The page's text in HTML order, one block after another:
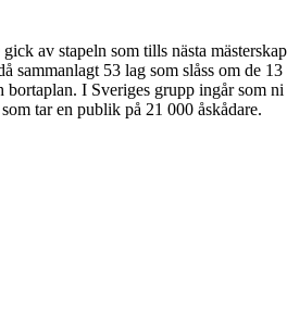
av stapeln som tills nästa
sammanlagt 53 lag som slåss om de
bortaplan. I Sveriges grupp ingår som
tar en publik på 21 000 åskådare.